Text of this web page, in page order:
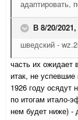
адаптировать,
В 8/20/
шведский -
часть их ожидает
итак, не
1926 году осядут
по итогам итало-
нем будет ниже) -